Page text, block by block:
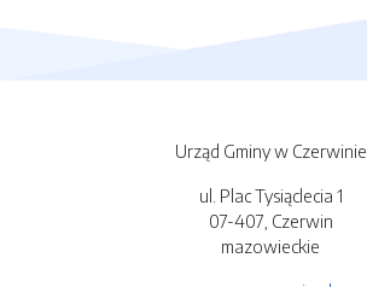
Urząd Gminy w Czerwinie
ul. Plac Tysiąclecia 1
07-407, Czerwin
mazowieckie